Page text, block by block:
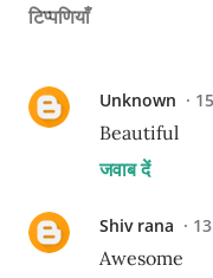
टिप्पणियाँ
Unknown
Beautiful
जवाब दें
Shiv rana
Awesome